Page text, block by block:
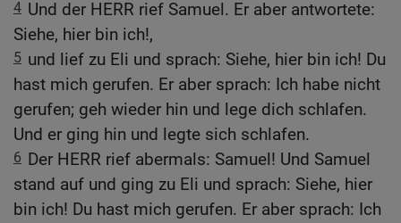
4 Und der HERR rief Samuel. Er aber antwortete:
Siehe, hier bin ich!,
5 und lief zu Eli und sprach: Siehe, hier bin ich! Du
hast mich gerufen. Er aber sprach: Ich habe nicht
gerufen; geh wieder hin und lege dich schlafen.
Und er ging hin und legte sich schlafen.
6 Der HERR rief abermals: Samuel! Und Samuel
stand auf und ging zu Eli und sprach: Siehe, hier
bin ich! Du hast mich gerufen. Er aber sprach: Ich